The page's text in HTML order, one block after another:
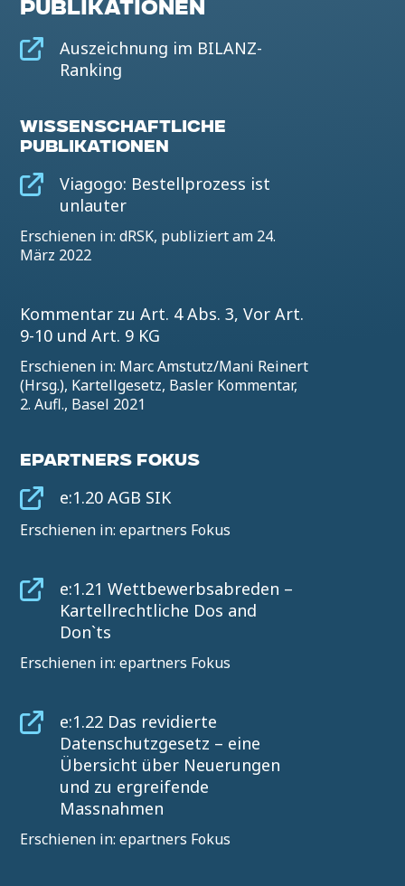
PUBLIKATIONEN
Auszeichnung im BILANZ-
Ranking
WISSENSCHAFTLICHE
PUBLIKATIONEN
Viagogo: Bestellprozess ist
unlauter
Erschienen in: dRSK, publiziert am 24.
März 2022
Kommentar zu Art. 4 Abs. 3, Vor Art.
9-10 und Art. 9 KG
Erschienen in: Marc Amstutz/Mani Reinert
(Hrsg.), Kartellgesetz, Basler Kommentar,
2. Aufl., Basel 2021
EPARTNERS FOKUS
e:1.20 AGB SIK
Erschienen in: epartners Fokus
e:1.21 Wettbewerbsabreden –
Kartellrechtliche Dos and
Don`ts
Erschienen in: epartners Fokus
e:1.22 Das revidierte
Datenschutzgesetz – eine
Übersicht über Neuerungen
und zu ergreifende
Massnahmen
Erschienen in: epartners Fokus